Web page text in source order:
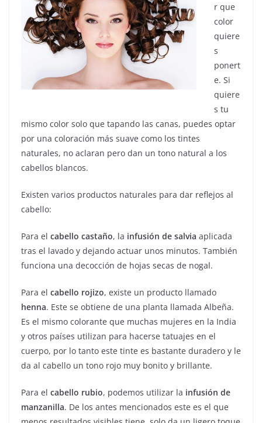
r que
color
quiere
s
ponert
e. Si
quiere
s tu
mismo color solo que tapando las canas, puedes optar
por una coloración más suave como los tintes
naturales, no aclaran pero dan un tono natural a los
cabellos blancos.
Existen varios productos naturales para dar reflejos al
cabello:
Para el cabello castaño, la infusión de salvia aplicada
tras el lavado y dejando actuar unos minutos. También
funciona una decocción de hojas secas de nogal.
Para el cabello rojizo, existe un producto llamado
henna. Este se obtiene de una planta llamada Albeña.
Es el mismo colorante que muchas mujeres en la India
y otros países utilizan para hacerse tatuajes en el
cuerpo, por lo tanto este tinte es bastante duradero y le
da al cabello un tono rojo muy bonito y brillante.
Para el cabello rubio, podemos utilizar la infusión de
manzanilla. De los antes mencionados este es el que